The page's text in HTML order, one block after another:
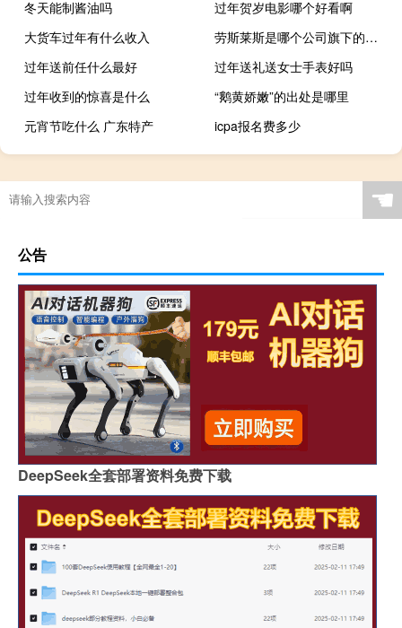
冬天能制酱油吗
过年贺岁电影哪个好看啊
大货车过年有什么收入
劳斯莱斯是哪个公司旗下的品牌
过年送前任什么最好
过年送礼送女士手表好吗
过年收到的惊喜是什么
“鹅黄娇嫩”的出处是哪里
元宵节吃什么 广东特产
icpa报名费多少
☚
公告
DeepSeek全套部署资料免费下载